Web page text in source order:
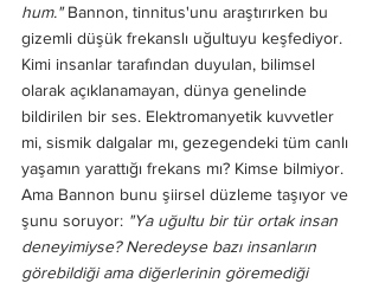
hum." Bannon, tinnitus'unu araştırırken bu
gizemli düşük frekanslı uğultuyu keşfediyor.
Kimi insanlar tarafından duyulan, bilimsel
olarak açıklanamayan, dünya genelinde
bildirilen bir ses. Elektromanyetik kuvvetler
mi, sismik dalgalar mı, gezegendeki tüm canlı
yaşamın yarattığı frekans mı? Kimse bilmiyor.
Ama Bannon bunu şiirsel düzleme taşıyor ve
şunu soruyor: "Ya uğultu bir tür ortak insan
deneyimiyse? Neredeyse bazı insanların
görebildiği ama diğerlerinin göremediği